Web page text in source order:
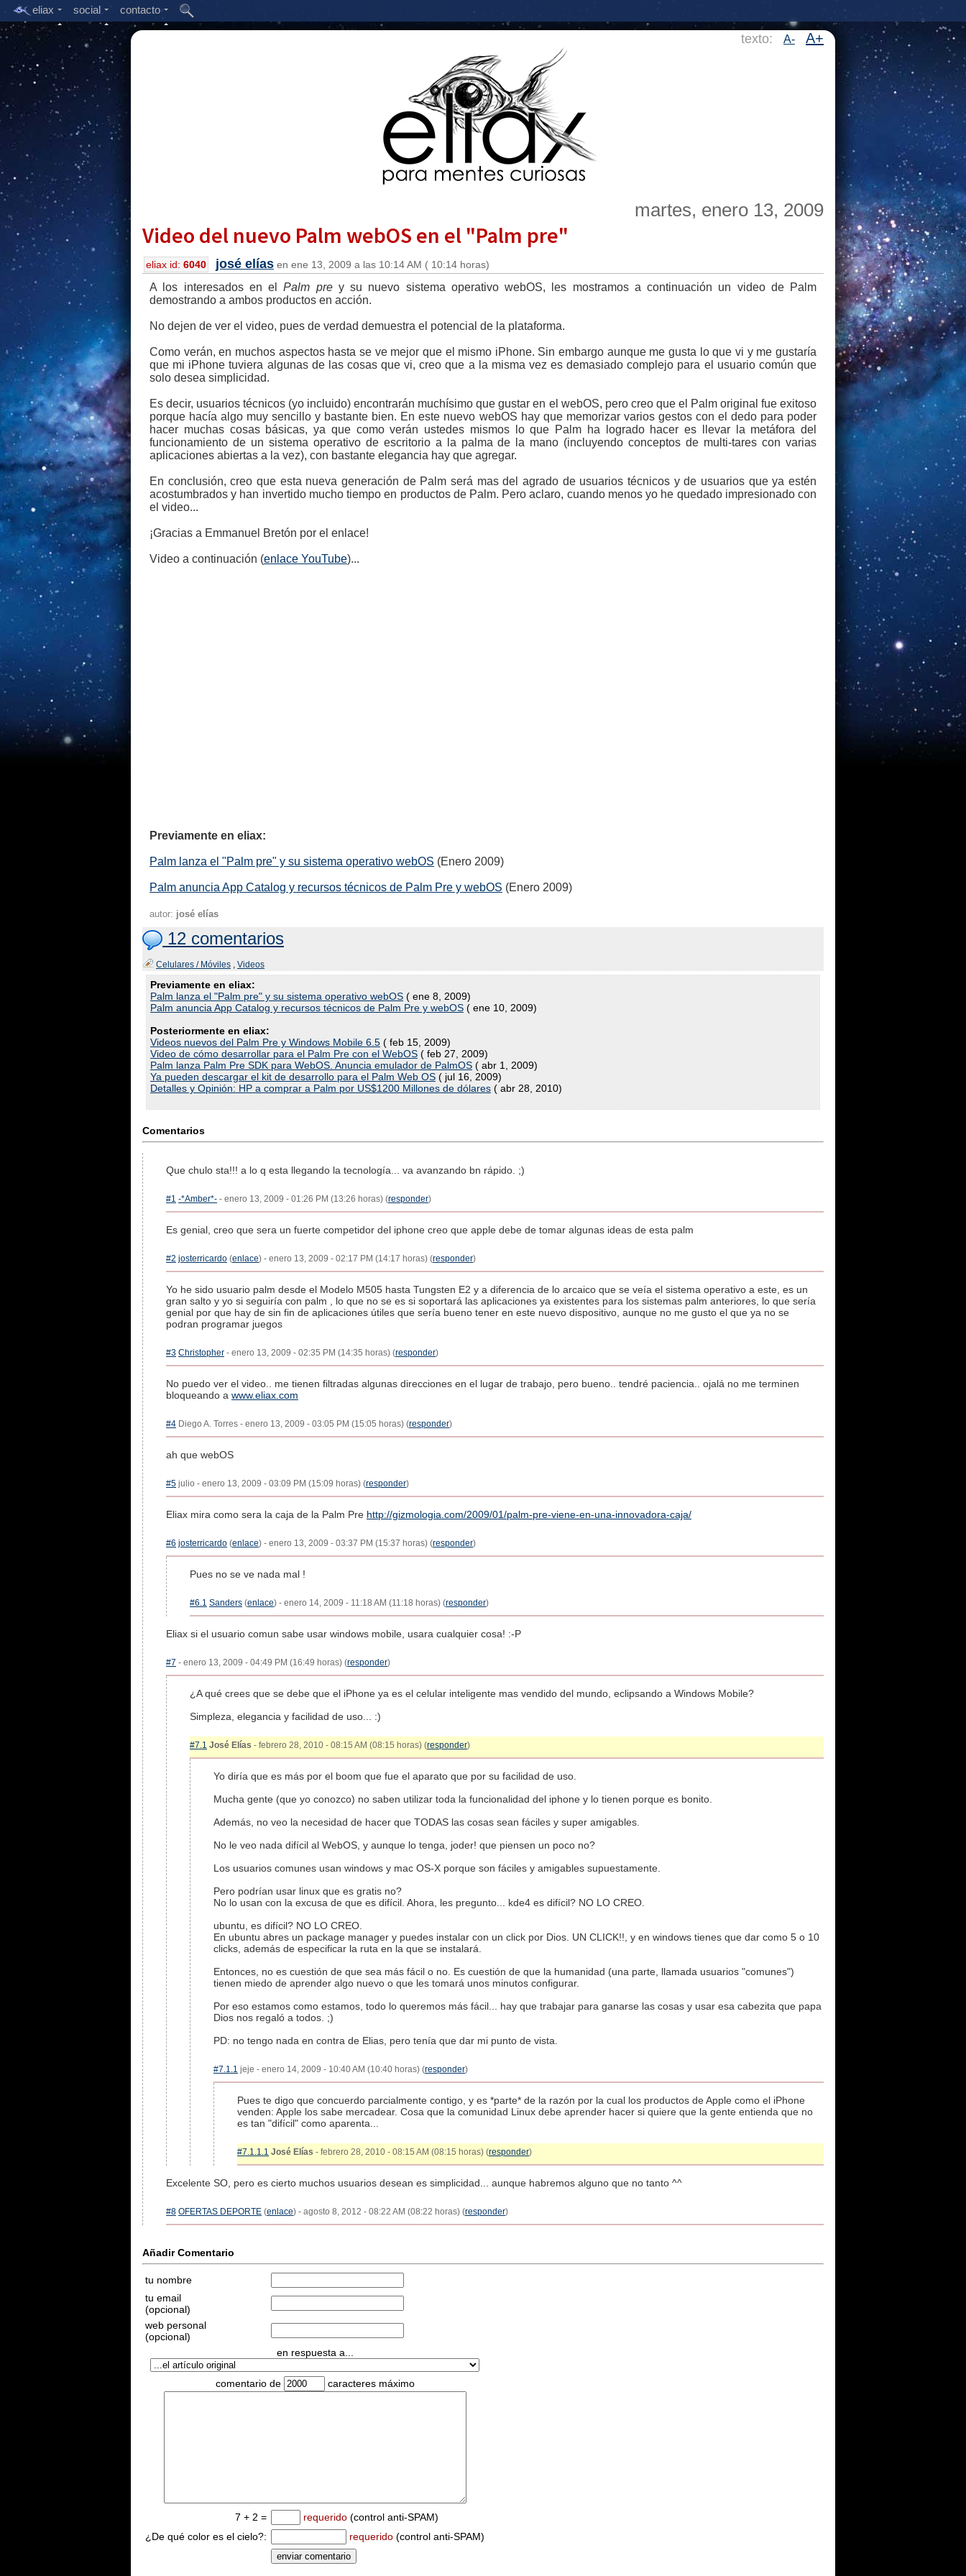
eliax social contacto
texto: A- A+
martes, enero 13, 2009
Video del nuevo Palm webOS en el "Palm pre"
eliax id: 6040 josé elías en ene 13, 2009 a las 10:14 AM ( 10:14 horas)
A los interesados en elPalm prey su nuevo sistema operativo webOS, les mostramos a continuación un video de Palm
demostrando a ambos productos en acción.
No dejen de ver el video, pues de verdad demuestra el potencial de la plataforma.
Como verán, en muchos aspectos hasta se ve mejor que el mismo iPhone. Sin embargo aunque me gusta lo que vi y me gustaría
que mi iPhone tuviera algunas de las cosas que vi, creo que a la misma vez es demasiado complejo para el usuario común que
solo desea simplicidad.
Es decir, usuarios técnicos (yo incluido) encontrarán muchísimo que gustar en el webOS, pero creo que el Palm original fue exitoso
porque hacía algo muy sencillo y bastante bien. En este nuevo webOS hay que memorizar varios gestos con el dedo para poder
hacer muchas cosas básicas, ya que como verán ustedes mismos lo que Palm ha logrado hacer es llevar la metáfora del
funcionamiento de un sistema operativo de escritorio a la palma de la mano (incluyendo conceptos de multi-tares con varias
aplicaciones abiertas a la vez), con bastante elegancia hay que agregar.
En conclusión, creo que esta nueva generación de Palm será mas del agrado de usuarios técnicos y de usuarios que ya estén
acostumbrados y han invertido mucho tiempo en productos de Palm. Pero aclaro, cuando menos yo he quedado impresionado con
el video...
¡Gracias a Emmanuel Bretón por el enlace!
Video a continuación (enlace YouTube)...
Previamente en eliax:
Palm lanza el "Palm pre" y su sistema operativo webOS (Enero 2009)
Palm anuncia App Catalog y recursos técnicos de Palm Pre y webOS (Enero 2009)
autor: josé elías
12 comentarios
Celulares / Móviles , Videos
Previamente en eliax:
Palm lanza el "Palm pre" y su sistema operativo webOS ( ene 8, 2009)
Palm anuncia App Catalog y recursos técnicos de Palm Pre y webOS ( ene 10, 2009)
Posteriormente en eliax:
Videos nuevos del Palm Pre y Windows Mobile 6.5 ( feb 15, 2009)
Video de cómo desarrollar para el Palm Pre con el WebOS ( feb 27, 2009)
Palm lanza Palm Pre SDK para WebOS. Anuncia emulador de PalmOS ( abr 1, 2009)
Ya pueden descargar el kit de desarrollo para el Palm Web OS ( jul 16, 2009)
Detalles y Opinión: HP a comprar a Palm por US$1200 Millones de dólares ( abr 28, 2010)
Comentarios
Que chulo sta!!! a lo q esta llegando la tecnología... va avanzando bn rápido. ;)
#1 -*Amber*- - enero 13, 2009 - 01:26 PM (13:26 horas) (responder)
Es genial, creo que sera un fuerte competidor del iphone creo que apple debe de tomar algunas ideas de esta palm
#2 josterricardo (enlace) - enero 13, 2009 - 02:17 PM (14:17 horas) (responder)
Yo he sido usuario palm desde el Modelo M505 hasta Tungsten E2 y a diferencia de lo arcaico que se veía el sistema operativo a este, es un
gran salto y yo si seguiría con palm , lo que no se es si soportará las aplicaciones ya existentes para los sistemas palm anteriores, lo que sería
genial por que hay de sin fin de aplicaciones útiles que sería bueno tener en este nuevo dispositivo, aunque no me gusto el que ya no se
podran programar juegos
#3 Christopher - enero 13, 2009 - 02:35 PM (14:35 horas) (responder)
No puedo ver el video.. me tienen filtradas algunas direcciones en el lugar de trabajo, pero bueno.. tendré paciencia.. ojalá no me terminen
bloqueando a www.eliax.com
#4 Diego A. Torres - enero 13, 2009 - 03:05 PM (15:05 horas) (responder)
ah que webOS
#5 julio - enero 13, 2009 - 03:09 PM (15:09 horas) (responder)
Eliax mira como sera la caja de la Palm Pre http://gizmologia.com/2009/01/palm-pre-viene-en-una-innovadora-caja/
#6 josterricardo (enlace) - enero 13, 2009 - 03:37 PM (15:37 horas) (responder)
Pues no se ve nada mal !
#6.1 Sanders (enlace) - enero 14, 2009 - 11:18 AM (11:18 horas) (responder)
Eliax si el usuario comun sabe usar windows mobile, usara cualquier cosa! :-P
#7 - enero 13, 2009 - 04:49 PM (16:49 horas) (responder)
¿A qué crees que se debe que el iPhone ya es el celular inteligente mas vendido del mundo, eclipsando a Windows Mobile?
Simpleza, elegancia y facilidad de uso... :)
#7.1 José Elías - febrero 28, 2010 - 08:15 AM (08:15 horas) (responder)
Yo diría que es más por el boom que fue el aparato que por su facilidad de uso.
Mucha gente (que yo conozco) no saben utilizar toda la funcionalidad del iphone y lo tienen porque es bonito.
Además, no veo la necesidad de hacer que TODAS las cosas sean fáciles y super amigables.
No le veo nada difícil al WebOS, y aunque lo tenga, joder! que piensen un poco no?
Los usuarios comunes usan windows y mac OS-X porque son fáciles y amigables supuestamente.
Pero podrían usar linux que es gratis no?
No lo usan con la excusa de que es difícil. Ahora, les pregunto... kde4 es difícil? NO LO CREO.
ubuntu, es difícil? NO LO CREO.
En ubuntu abres un package manager y puedes instalar con un click por Dios. UN CLICK!!, y en windows tienes que dar como 5 o 10
clicks, además de especificar la ruta en la que se instalará.
Entonces, no es cuestión de que sea más fácil o no. Es cuestión de que la humanidad (una parte, llamada usuarios "comunes")
tienen miedo de aprender algo nuevo o que les tomará unos minutos configurar.
Por eso estamos como estamos, todo lo queremos más fácil... hay que trabajar para ganarse las cosas y usar esa cabezita que papa
Dios nos regaló a todos. ;)
PD: no tengo nada en contra de Elias, pero tenía que dar mi punto de vista.
#7.1.1 jeje - enero 14, 2009 - 10:40 AM (10:40 horas) (responder)
Pues te digo que concuerdo parcialmente contigo, y es *parte* de la razón por la cual los productos de Apple como el iPhone
venden: Apple los sabe mercadear. Cosa que la comunidad Linux debe aprender hacer si quiere que la gente entienda que no
es tan "difícil" como aparenta...
#7.1.1.1 José Elías - febrero 28, 2010 - 08:15 AM (08:15 horas) (responder)
Excelente SO, pero es cierto muchos usuarios desean es simplicidad... aunque habremos alguno que no tanto ^^
#8 OFERTAS DEPORTE (enlace) - agosto 8, 2012 - 08:22 AM (08:22 horas) (responder)
Añadir Comentario
tu nombre
tu email
(opcional)
web personal
(opcional)
en respuesta a...
comentario de caracteres máximo
7 + 2 = requerido (control anti-SPAM)
¿De qué color es el cielo?:
requerido (control anti-SPAM)